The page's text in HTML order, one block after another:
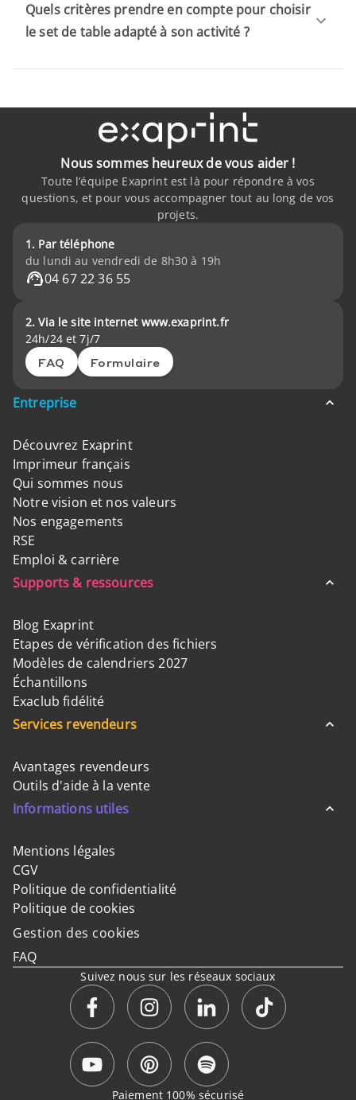
Quels critères prendre en compte pour choisir
le set de table adapté à son activité ?
Nous sommes heureux de vous aider !
Toute l’équipe Exaprint est là pour répondre à vos
questions, et pour vous accompagner tout au long de vos
projets.
1. Par téléphone
du lundi au vendredi de 8h30 à 19h
04 67 22 36 55
2. Via le site internet www.exaprint.fr
24h/24 et 7j/7
FAQ Formulaire
Entreprise
Découvrez Exaprint
Imprimeur français
Qui sommes nous
Notre vision et nos valeurs
Nos engagements
RSE
Emploi & carrière
Supports & ressources
Blog Exaprint
Etapes de vérification des fichiers
Modèles de calendriers 2027
Échantillons
Exaclub fidélité
Services revendeurs
Avantages revendeurs
Outils d'aide à la vente
Informations utiles
Mentions légales
CGV
Politique de confidentialité
Politique de cookies
Gestion des cookies
FAQ
Suivez nous sur les réseaux sociaux
Paiement 100% sécurisé